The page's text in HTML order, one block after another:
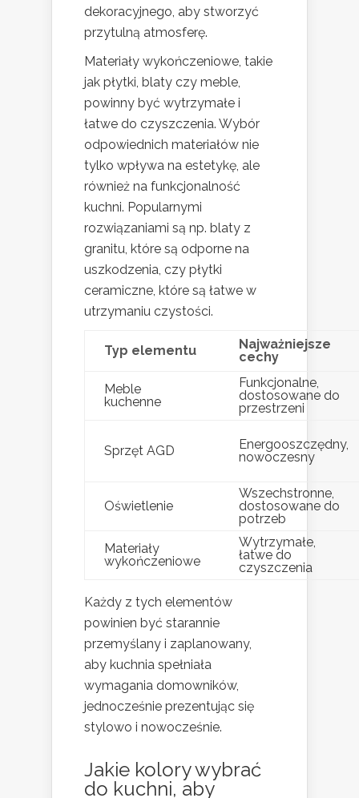
dekoracyjnego, aby stworzyć
przytulną atmosferę.
Materiały wykończeniowe, takie
jak płytki, blaty czy meble,
powinny być wytrzymałe i
łatwe do czyszczenia. Wybór
odpowiednich materiałów nie
tylko wpływa na estetykę, ale
również na funkcjonalność
kuchni. Popularnymi
rozwiązaniami są np. blaty z
granitu, które są odporne na
uszkodzenia, czy płytki
ceramiczne, które są łatwe w
utrzymaniu czystości.
Typ elementu
Najważniejsze
cechy
Meble
kuchenne
Funkcjonalne,
dostosowane do
przestrzeni
Sprzęt AGD
Energooszczędny,
nowoczesny
Oświetlenie
Wszechstronne,
dostosowane do
potrzeb
Materiały
wykończeniowe
Wytrzymałe,
łatwe do
czyszczenia
Każdy z tych elementów
powinien być starannie
przemyślany i zaplanowany,
aby kuchnia spełniała
wymagania domowników,
jednocześnie prezentując się
stylowo i nowocześnie.
Jakie kolory wybrać
do kuchni, aby